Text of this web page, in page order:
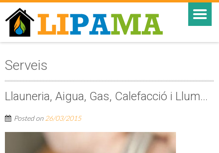
Serveis
Llauneria, Aigua, Gas, Calefacció i Llum…
Posted on 26/03/2015